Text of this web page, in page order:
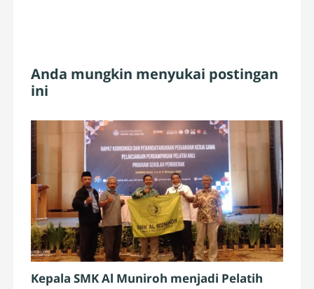
Anda mungkin menyukai postingan
ini
Kepala SMK Al Muniroh menjadi Pelatih